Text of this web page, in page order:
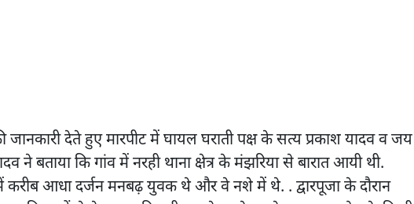
जानकारी देते हुए मारपीट में घायल घराती पक्ष के सत्य प्रकाश यादव व जय
ने बताया कि गांव में नरही थाना क्षेत्र के मंझरिया से बारात आयी थी.
आधा दर्जन मनबढ़ युवक थे और वे नशे में थे. . द्वारपूजा के दौरान